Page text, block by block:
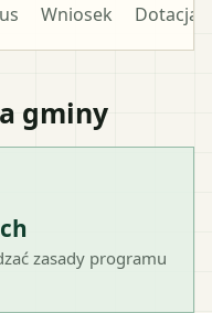
Wniosek Dotacja
gminy
zasady programu